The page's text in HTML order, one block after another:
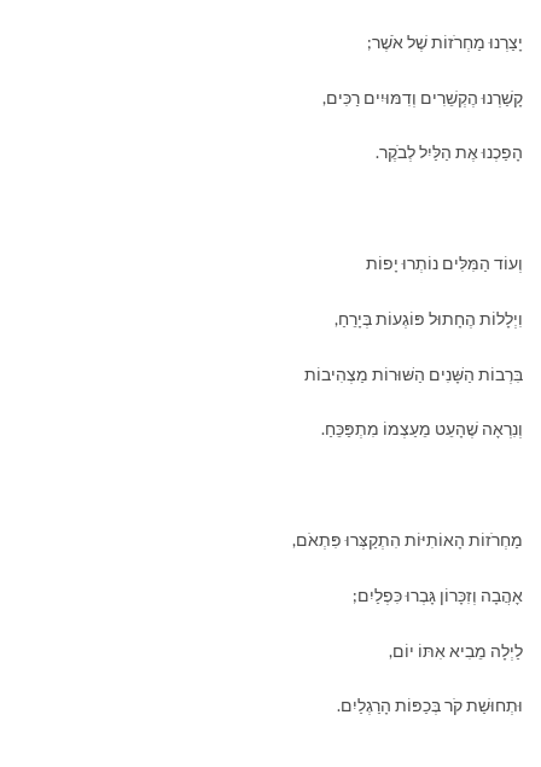
יָצַרְנוּ מַחְרֹזוֹת שֶׁל אֹשֶׁר;
קָשַׁרְנוּ הֶקְשֵׁרִים וְדִמּוּיִים רַכִּים,
הָפַכְנוּ אֶת הַלַּיִל לְבֹקֶר.
וְעוֹד הַמִּלִּים נוֹתְרוּ יָפוֹת
וִיְלָלוֹת הֶחָתוּל פּוֹגְעוֹת בְּיָרֵחַ,
בִּרְבוֹת הַשָּׁנִים הַשּׁוּרוֹת מַצְהִיבוֹת
וְנִרְאָה שֶׁהָעֵט מֵעַצְמוֹ מִתְפַּכֵּחַ.
מַחְרֹזוֹת הָאוֹתִיּוֹת הִתְקַצְּרוּ פִּתְאֹם,
אָהֲבָה וְזִכָּרוֹן גָּבְרוּ כִּפְלַיִם;
לַיְלָה מֵבִיא אִתּוֹ יוֹם,
וּתְחוּשַׁת קֹר בְּכַפּוֹת הָרַגְלַיִם.